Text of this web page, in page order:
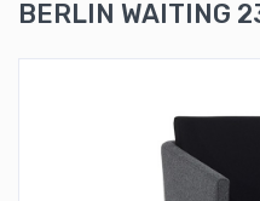
BERLIN WAITING